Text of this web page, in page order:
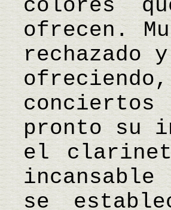
colores
ofrecen.
rechazado
pronto su
el
se